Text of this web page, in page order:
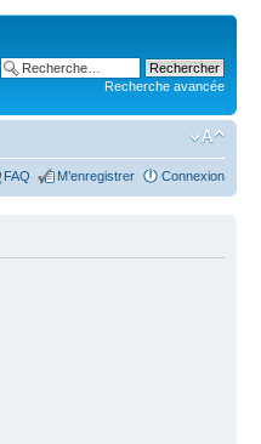
Recherche avancée
FAQ M’enregistrer Connexion